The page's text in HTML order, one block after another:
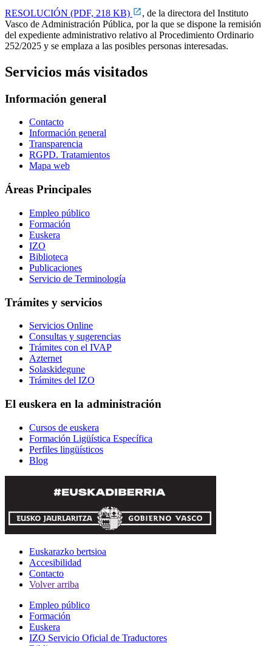
RESOLUCIÓN (PDF, 218 KB)
, de la directora del Instituto
Vasco de Administración Pública, por la que se dispone la remisión
del expediente administrativo relativo al Procedimiento Ordinario
252/2025 y se emplaza a las posibles personas interesadas.
Servicios más visitados
Información general
Contacto
Información general
Transparencia
RGPD. Tratamientos
Mapa web
Áreas Principales
Empleo público
Formación
Euskera
IZO
Biblioteca
Publicaciones
Servicio de Terminología
Trámites y servicios
Servicios Online
Consultas y sugerencias
Trámites con el IVAP
Azternet
Solaskidegune
Trámites del IZO
El euskera en la administración
Cursos de euskera
Formación Ligüística Específica
Perfiles lingüísticos
Blog
Euskarazko bertsioa
Accesibilidad
Contacto
Volver arriba
Empleo público
Formación
Euskera
IZO Servicio Oficial de Traductores